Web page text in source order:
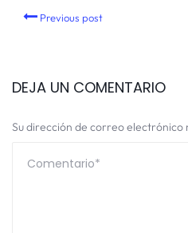
Previous post
DEJA UN COMENTARIO
Su dirección de correo electrónico